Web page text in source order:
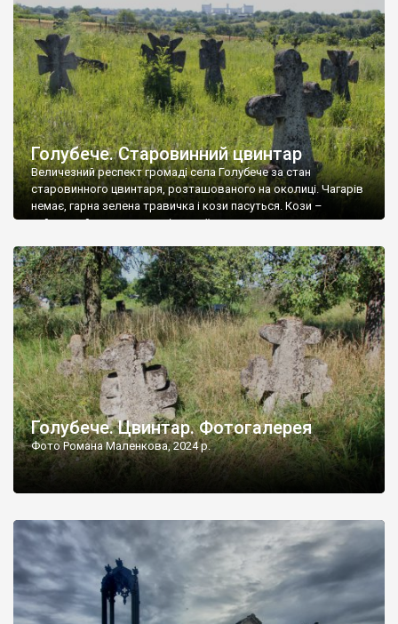
Голубече. Старовинний цвинтар
Величезний респект громаді села Голубече за стан
старовинного цвинтаря, розташованого на околиці. Чагарів
немає, гарна зелена травичка і кози пасуться. Кози –
найкращий регулятор шкідливої, для старих кладовищ,
бруньками, кози ті бруньки обгризають, бо то улюблений
делікатес. На цвинтарі у Голубечому ціла колекція
різноманітних форм хрестів. Село відносно невелике, […]
Голубече. Цвинтар. Фотогалерея
Фото Романа Маленкова, 2024 р.